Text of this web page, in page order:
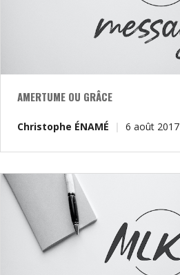
AMERTUME OU GRÂCE
Christophe ÉNAMÉ 6 août 2017